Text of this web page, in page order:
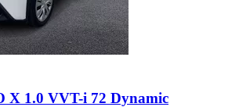
X 1.0 VVT-i 72 Dynamic